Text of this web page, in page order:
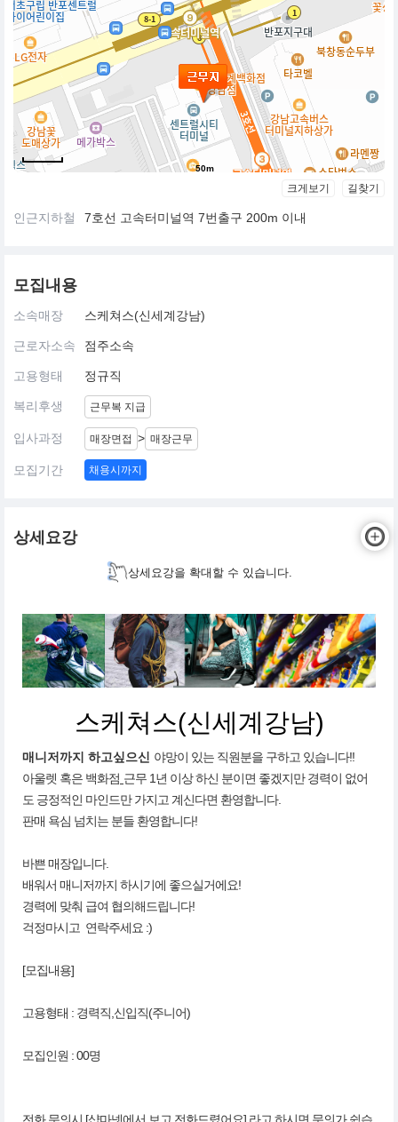
50m
크게보기 길찾기
인근지하철 7호선 고속터미널역 7번출구 200m 이내
모집내용
소속매장 스케쳐스(신세계강남)
근로자소속 점주소속
고용형태 정규직
복리후생 근무복 지급
입사과정 매장면접 > 매장근무
모집기간 채용시까지
상세요강
상세요강을 확대할 수 있습니다.
스케쳐스(신세계강남)
매니저까지 하고싶으신 야망이 있는 직원분을 구하고 있습니다!!
아울렛 혹은 백화점 근무 1년 이상 하신 분이면 좋겠지만 경력이 없어
도 긍정적인 마인드만 가지고 계신다면 환영합니다.
판매 욕심 넘치는 분들 환영합니다!
바쁜 매장입니다.
배워서 매니저까지 하시기에 좋으실거에요!
경력에 맞춰 급여 협의해드립니다!
걱정마시고 연락주세요 :)
[모집내용]
고용형태 : 경력직,신입직(주니어)
모집인원 : 00명